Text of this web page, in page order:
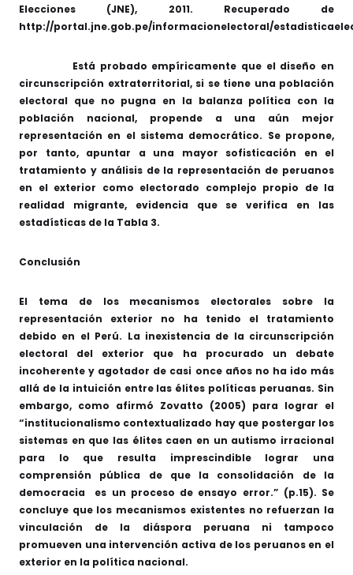
Elecciones (JNE), 2011. Recuperado de
http://portal.jne.gob.pe/informacionelectoral/
Está probado empíricamente que el diseño en
circunscripción extraterritorial, si se tiene una población
electoral que no pugna en la balanza política con la
población nacional, propende a una aún mejor
representación en el sistema democrático. Se propone,
por tanto, apuntar a una mayor sofisticación en el
tratamiento y análisis de la representación de peruanos
en el exterior como electorado complejo propio de la
realidad migrante, evidencia que se verifica en las
estadísticas de la Tabla 3.
Conclusión
El tema de los mecanismos electorales sobre la
representación exterior no ha tenido el tratamiento
debido en el Perú. La inexistencia de la circunscripción
electoral del exterior que ha procurado un debate
incoherente y agotador de casi once años no ha ido más
allá de la intuición entre las élites políticas peruanas. Sin
embargo, como afirmó Zovatto (2005) para lograr el
“institucionalismo contextualizado hay que postergar los
sistemas en que las élites caen en un autismo irracional
para lo que resulta imprescindible lograr una
comprensión pública de que la consolidación de la
democracia es un proceso de ensayo error.” (p.15). Se
concluye que los mecanismos existentes no refuerzan la
vinculación de la diáspora peruana ni tampoco
promueven una intervención activa de los peruanos en el
exterior en la política nacional.